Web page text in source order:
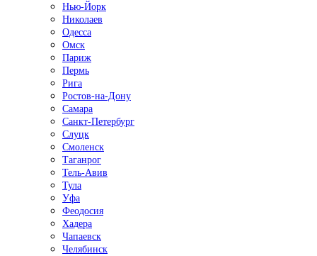
Нью-Йорк
Николаев
Одесса
Омск
Париж
Пермь
Рига
Ростов-на-Дону
Самара
Санкт-Петербург
Слуцк
Смоленск
Таганрог
Тель-Авив
Тула
Уфа
Феодосия
Хадера
Чапаевск
Челябинск